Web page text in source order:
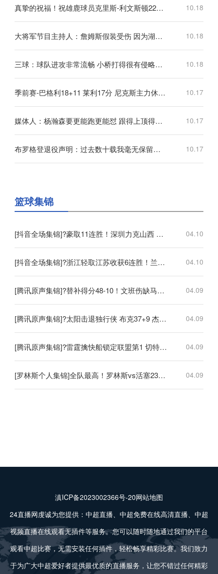
真挚的祝福！祝雄鹿球员克里斯-利文斯顿22岁生日快乐！ 10.18
大将军节目主持人：詹姆斯假装受伤 因为湖人不给他续约合同 10.18
三球：球队进攻非常流畅 小桥打得很有侵略性他表现一直很稳定 10.18
季前赛-巴格利18+11 莱利17分 尼克斯主力休战不敌奇才 10.17
媒体人：杨瀚森要更能跑更能怼 跟得上顶得住时 犯规自然能控制了 10.17
布罗格登退役声明：过去数十载我毫无保留地奉献给了篮球！ 10.17
篮球集锦
[抖音全场集锦]?豪取11连胜！深圳力克山西 王浩然33+5 马凯尔·约翰逊伤退 04.10
[抖音全场集锦]?浙江轻取江苏收获6连胜！兰道夫17分 亨特19+12+8 庞峥麟18+5 04.10
[腾讯原声集锦]?替补得分48-10！文班伤缺马刺轻取开拓者 福克斯25+5+7 04.09
[腾讯原声集锦]?太阳击退独行侠 布克37+9 杰伦·格林伤退 弗拉格19中4 04.09
[腾讯原声集锦]?雷霆擒快船锁定联盟第1 切特30+14 SGA20+11 小卡连续56场20+ 04.09
[罗林斯个人集锦]全队最高！罗林斯vs活塞23分6助！集锦 04.09
滇ICP备2023002366号-20网站地图
24直播网虔诚为您提供：中超直播、中超免费在线高清直播、中超
视频直播在线观看无插件等服务。您可以随时随地通过我们的平台
观看中超比赛，无需安装任何插件，轻松畅享精彩比赛。我们致力
于为广大中超爱好者提供最优质的直播服务，让您不错过任何精彩